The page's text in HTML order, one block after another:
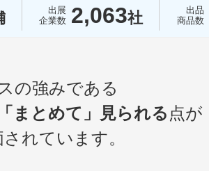
出展
企業数 2,063社
出品
商品数
の強みである
「まとめて」 見られる 点が
されています。